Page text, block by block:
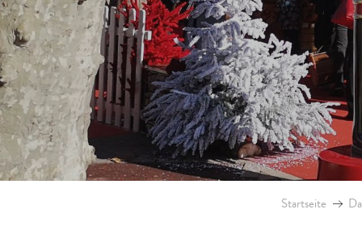
Startseite